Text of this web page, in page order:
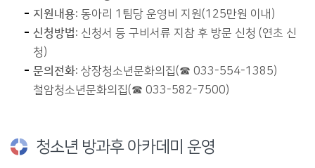
지원내용: 동아리 1팀당 운영비 지원(125만원 이내)
신청방법: 신청서 등 구비서류 지참 후 방문 신청 (연초 신
청)
문의전화: 상장청소년문화의집(☎ 033-554-1385)
철암청소년문화의집(☎ 033-582-7500)
청소년 방과후 아카데미 운영